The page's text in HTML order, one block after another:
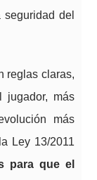
del
reglas claras,
jugador, más
más
Ley 13/2011
para que el